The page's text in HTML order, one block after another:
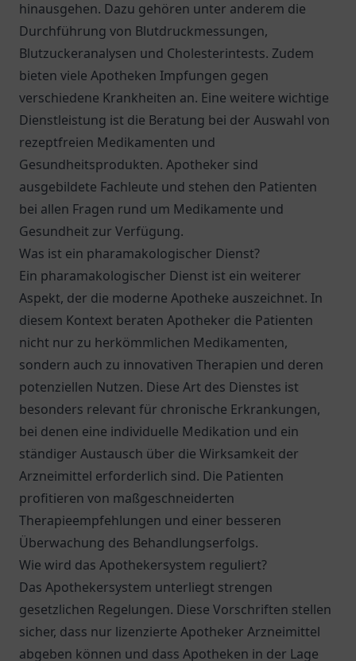
hinausgehen. Dazu gehören unter anderem die
Durchführung von Blutdruckmessungen,
Blutzuckeranalysen und Cholesterintests. Zudem
bieten viele Apotheken Impfungen gegen
verschiedene Krankheiten an. Eine weitere wichtige
Dienstleistung ist die Beratung bei der Auswahl von
rezeptfreien Medikamenten und
Gesundheitsprodukten. Apotheker sind
ausgebildete Fachleute und stehen den Patienten
bei allen Fragen rund um Medikamente und
Gesundheit zur Verfügung.
Was ist ein pharamakologischer Dienst?
Ein pharamakologischer Dienst ist ein weiterer
Aspekt, der die moderne Apotheke auszeichnet. In
diesem Kontext beraten Apotheker die Patienten
nicht nur zu herkömmlichen Medikamenten,
sondern auch zu innovativen Therapien und deren
potenziellen Nutzen. Diese Art des Dienstes ist
besonders relevant für chronische Erkrankungen,
bei denen eine individuelle Medikation und ein
ständiger Austausch über die Wirksamkeit der
Arzneimittel erforderlich sind. Die Patienten
profitieren von maßgeschneiderten
Therapieempfehlungen und einer besseren
Überwachung des Behandlungserfolgs.
Wie wird das Apothekersystem reguliert?
Das Apothekersystem unterliegt strengen
gesetzlichen Regelungen. Diese Vorschriften stellen
sicher, dass nur lizenzierte Apotheker Arzneimittel
abgeben können und dass Apotheken in der Lage